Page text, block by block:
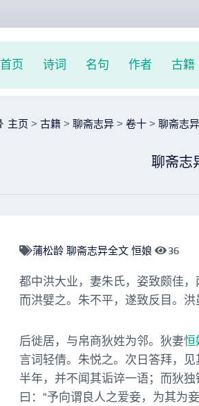
首页 诗词 名句 作者 古籍
主页 > 古籍 > 聊斋志异 > 卷十 > 聊斋志
聊斋志
蒲松龄 聊斋志异全文 恒娘 36
都中洪大业，妻朱氏，姿致颇佳，
而洪嬖之。朱不平，遂致反目。
后徙居，与帛商狄姓为邻。狄妻恒
言词轻倩。朱悦之。次日答拜，
半年，并不闻其诟谇一语；而狄
曰：“予向谓良人之爱妾，为其为